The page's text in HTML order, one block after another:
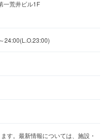
一荒井ビル1F
24:00(L.O.23:00)
す。最新情報については、施設・